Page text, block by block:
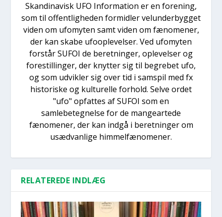
Skandinavisk UFO Information er en forening,
som til offentligheden formidler velunderbygget
viden om ufomyten samt viden om fænomener,
der kan skabe ufooplevelser. Ved ufomyten
forstår SUFOI de beretninger, oplevelser og
forestillinger, der knytter sig til begrebet ufo,
og som udvikler sig over tid i samspil med fx
historiske og kulturelle forhold. Selve ordet
"ufo" opfattes af SUFOI som en
samlebetegnelse for de mangeartede
fænomener, der kan indgå i beretninger om
usædvanlige himmelfænomener.
RELATEREDE INDLÆG